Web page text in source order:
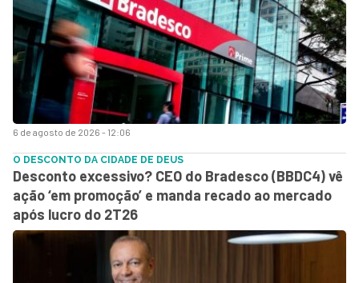
6 de agosto de 2026 - 12:06
O DESCONTO DA CIDADE DE DEUS
Desconto excessivo? CEO do Bradesco (BBDC4) vê
ação ‘em promoção’ e manda recado ao mercado
após lucro do 2T26